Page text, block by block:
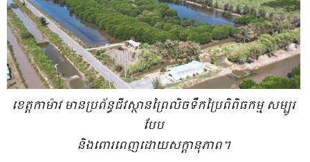
ខេត្ត​កា​ម៉ាវ មាន​ប្រ​ព័ន្ធ​ជីវ​ស្ថាន​ព្រៃ​លិច​ទឹក​ប្រៃ​ពិ​ពិធ​កម្ម សម្បូរ​
បែប
និង​ពោរ​ពេញ​ដោយ​សក្តា​នុភាព។